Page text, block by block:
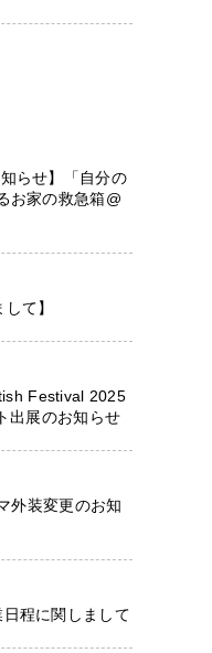
らせ】「自分の
お家の救急箱@
て】
Festival 2025
出展のお知らせ
外装変更のお知
日程に関しまして